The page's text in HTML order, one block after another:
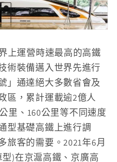
上運營時速最高的高鐵
術裝備邁入世界先進行
」通達絕大多數省會及
區，累計運載逾2億人
里、160公里等不同速度
型基礎高鐵上進行調
旅客的需要。2021年6月
)在京滬高鐵、京廣高